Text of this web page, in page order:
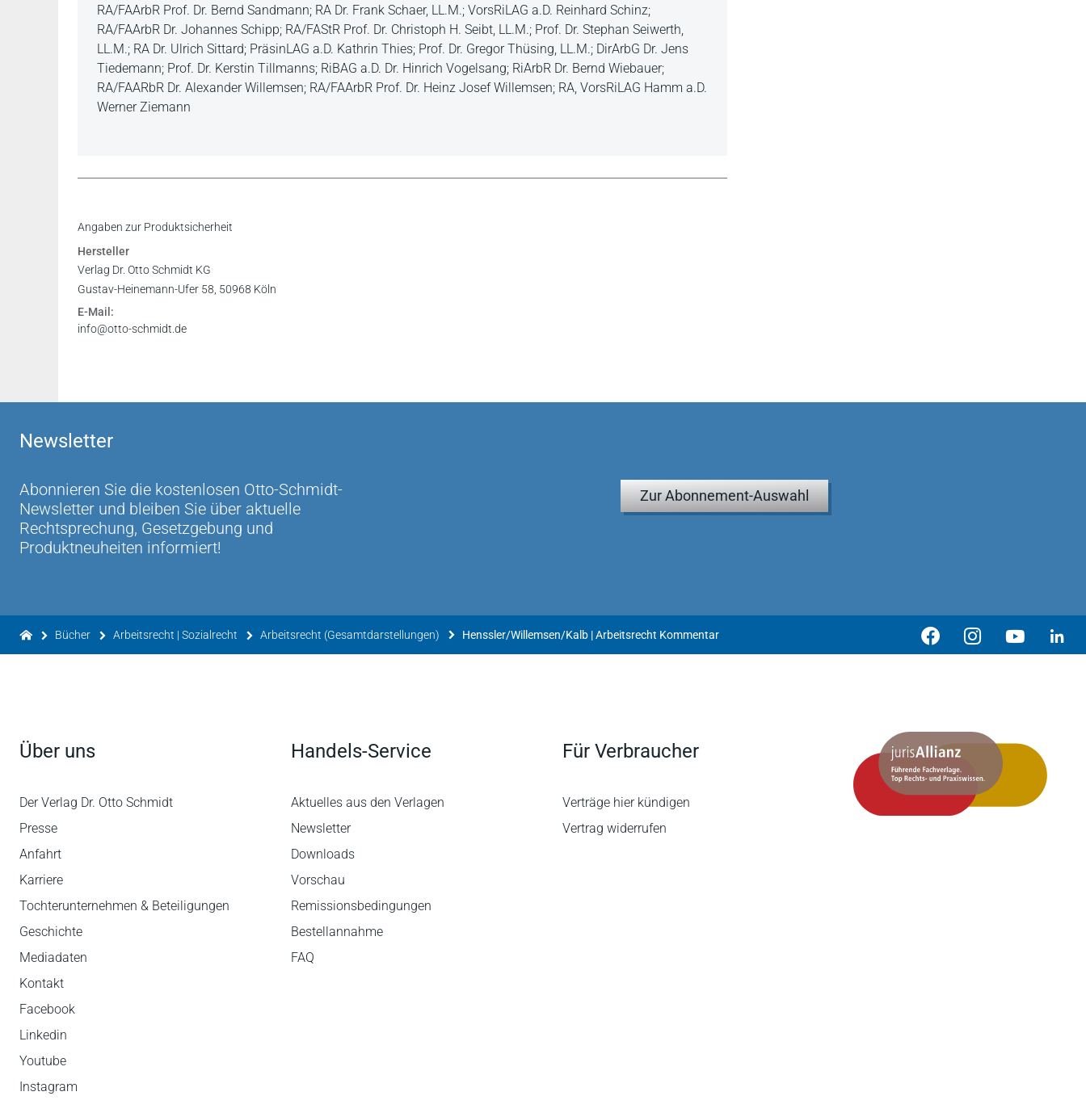
RA/FAArbR Prof. Dr. Bernd Sandmann; RA Dr. Frank Schaer, LL.M.; VorsRiLAG a.D. Reinhard Schinz;
RA/FAArbR Dr. Johannes Schipp; RA/FAStR Prof. Dr. Christoph H. Seibt, LL.M.; Prof. Dr. Stephan Seiwerth,
LL.M.; RA Dr. Ulrich Sittard; PräsinLAG a.D. Kathrin Thies; Prof. Dr. Gregor Thüsing, LL.M.; DirArbG Dr. Jens
Tiedemann; Prof. Dr. Kerstin Tillmanns; RiBAG a.D. Dr. Hinrich Vogelsang; RiArbR Dr. Bernd Wiebauer;
RA/FAARbR Dr. Alexander Willemsen; RA/FAArbR Prof. Dr. Heinz Josef Willemsen; RA, VorsRiLAG Hamm a.D.
Werner Ziemann
Inhaltsverzeichnis
Vorwort
Leseprobe
Angaben zur Produktsicherheit
Hersteller
Verlag Dr. Otto Schmidt KG
Gustav-Heinemann-Ufer 58, 50968 Köln
E-Mail:
info@otto-schmidt.de
Newsletter
Abonnieren Sie die kostenlosen Otto-Schmidt-
Newsletter und bleiben Sie über aktuelle
Rechtsprechung, Gesetzgebung und
Produktneuheiten informiert!
Zur Abonnement-Auswahl
Bücher Arbeitsrecht | Sozialrecht Arbeitsrecht (Gesamtdarstellungen) Henssler/Willemsen/Kalb | Arbeitsrecht Kommentar
Über uns
Der Verlag Dr. Otto Schmidt
Presse
Anfahrt
Karriere
Tochterunternehmen & Beteiligungen
Geschichte
Mediadaten
Kontakt
Facebook
Linkedin
Youtube
Instagram
Handels-Service
Aktuelles aus den Verlagen
Newsletter
Downloads
Vorschau
Remissionsbedingungen
Bestellannahme
FAQ
Für Verbraucher
Verträge hier kündigen
Vertrag widerrufen